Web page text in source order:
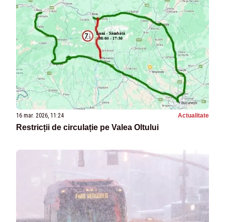
16 mar. 2026, 11:24 Actualitate
Restricții de circulație pe Valea Oltului